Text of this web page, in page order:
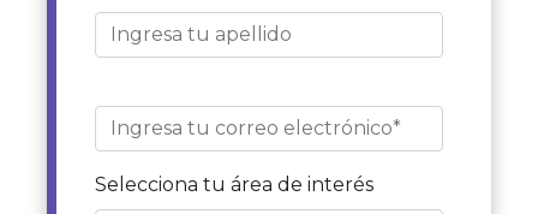
Selecciona tu área de interés